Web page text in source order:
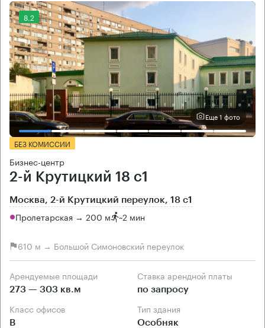
8.2
Еще 1 фото
БЕЗ КОМИССИИ
Бизнес-центр
2-й Крутицкий 18 с1
Москва, 2-й Крутицкий переулок, 18 с1
Пролетарская → 200 м ~2 мин
610 м → Большой Симоновский переулок
Арендуемые площади
273 — 303 кв.м
Ставка арендной платы
по запросу
Класс офисов
B
Тип здания
Особняк